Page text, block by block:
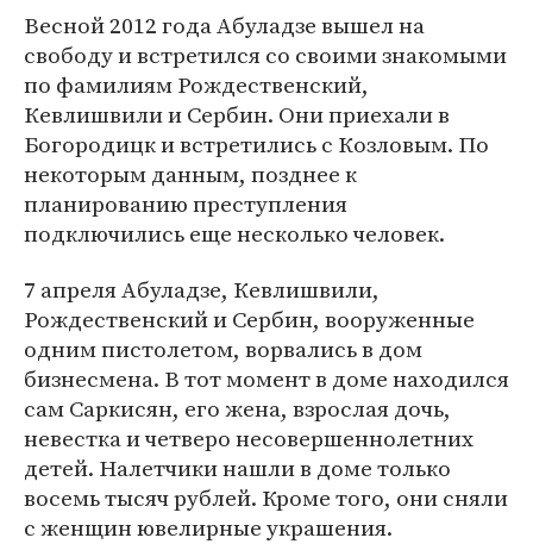
Весной 2012 года Абуладзе вышел на
свободу и встретился со своими знакомыми
по фамилиям Рождественский,
Кевлишвили и Сербин. Они приехали в
Богородицк и встретились с Козловым. По
некоторым данным, позднее к
планированию преступления
подключились еще несколько человек.
7 апреля Абуладзе, Кевлишвили,
Рождественский и Сербин, вооруженные
одним пистолетом, ворвались в дом
бизнесмена. В тот момент в доме находился
сам Саркисян, его жена, взрослая дочь,
невестка и четверо несовершеннолетних
детей. Налетчики нашли в доме только
восемь тысяч рублей. Кроме того, они сняли
с женщин ювелирные украшения.